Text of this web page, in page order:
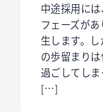
中途採用に
フェーズが
生します。
の歩留まり
過ごしてし
[…]